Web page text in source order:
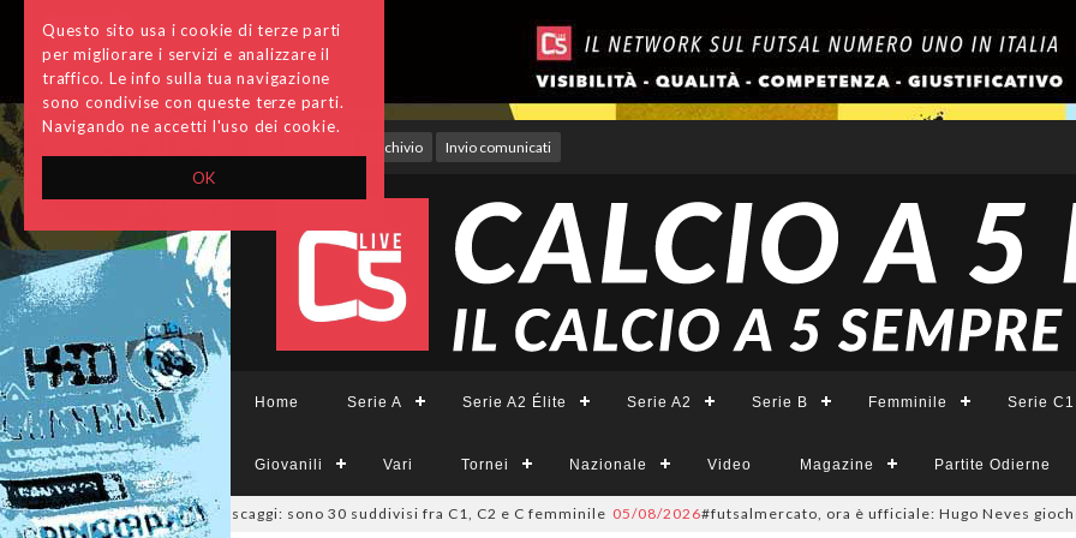
OK
Questo sito usa i cookie di terze parti
per migliorare i servizi e analizzare il
traffico. Le info sulla tua navigazione
sono condivise con queste terze parti.
Navigando ne accetti l'uso dei cookie.
Archivio Invio comunicati
Home Serie A Serie A2 Élite Serie A2 Serie B Femminile Serie C1
Giovanili Vari Tornei Nazionale Video Magazine Partite Odierne
LND Lazio, deliberati i ripescaggi: sono 30 suddivisi fra C1, C2 e C femminile 05/08/2026#futsalmercato, ora è ufficiale: Hugo Neves